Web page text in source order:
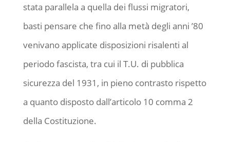
stata parallela a quella dei flussi migratori,
basti pensare che fino alla metà degli anni ’80
venivano applicate disposizioni risalenti al
periodo fascista, tra cui il T.U. di pubblica
sicurezza del 1931, in pieno contrasto rispetto
a quanto disposto dall’articolo 10 comma 2
della Costituzione.